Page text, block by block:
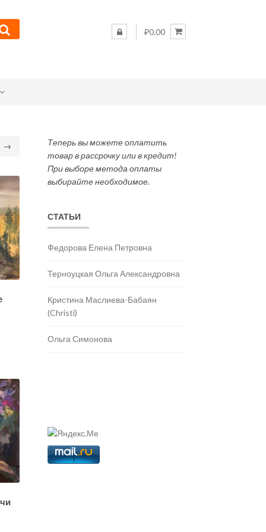
₽0.00
→
Теперь вы можете оплатить
товар в рассрочку или в кредит!
При выборе метода оплаты
выбирайте необходимое.
СТАТЬИ
Федорова Елена Петровна
Терноуцкая Ольга Александровна
Кристина Маслиева-Бабаян
(Christi)
Ольга Симонова